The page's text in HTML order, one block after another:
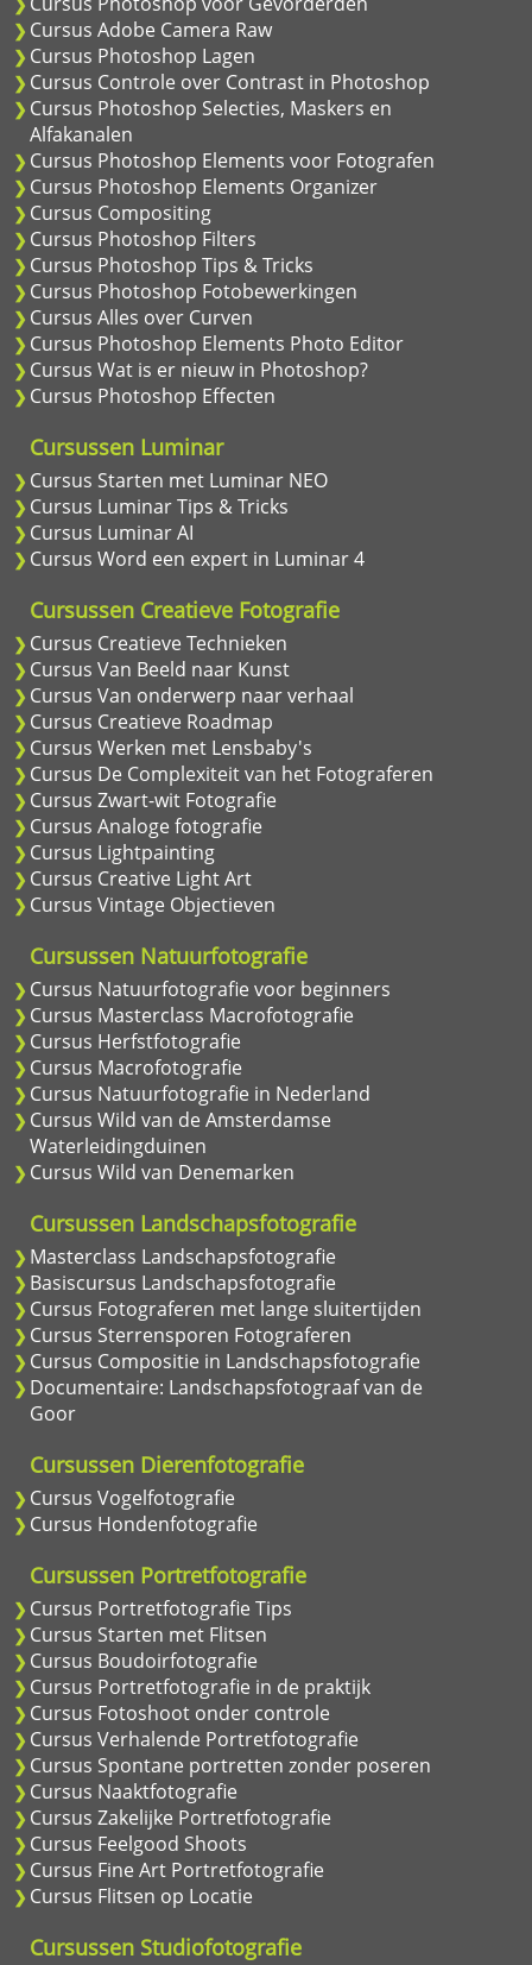
Cursus Adobe Camera Raw
Cursus Photoshop Lagen
Cursus Controle over Contrast in Photoshop
Cursus Photoshop Selecties, Maskers en
Alfakanalen
Cursus Photoshop Elements voor Fotografen
Cursus Photoshop Elements Organizer
Cursus Compositing
Cursus Photoshop Filters
Cursus Photoshop Tips & Tricks
Cursus Photoshop Fotobewerkingen
Cursus Alles over Curven
Cursus Photoshop Elements Photo Editor
Cursus Wat is er nieuw in Photoshop?
Cursus Photoshop Effecten
Cursussen Luminar
Cursus Starten met Luminar NEO
Cursus Luminar Tips & Tricks
Cursus Luminar AI
Cursus Word een expert in Luminar 4
Cursussen Creatieve Fotografie
Cursus Creatieve Technieken
Cursus Van Beeld naar Kunst
Cursus Van onderwerp naar verhaal
Cursus Creatieve Roadmap
Cursus Werken met Lensbaby's
Cursus De Complexiteit van het Fotograferen
Cursus Zwart-wit Fotografie
Cursus Analoge fotografie
Cursus Lightpainting
Cursus Creative Light Art
Cursus Vintage Objectieven
Cursussen Natuurfotografie
Cursus Natuurfotografie voor beginners
Cursus Masterclass Macrofotografie
Cursus Herfstfotografie
Cursus Macrofotografie
Cursus Natuurfotografie in Nederland
Cursus Wild van de Amsterdamse
Waterleidingduinen
Cursus Wild van Denemarken
Cursussen Landschapsfotografie
Masterclass Landschapsfotografie
Basiscursus Landschapsfotografie
Cursus Fotograferen met lange sluitertijden
Cursus Sterrensporen Fotograferen
Cursus Compositie in Landschapsfotografie
Documentaire: Landschapsfotograaf van de
Goor
Cursussen Dierenfotografie
Cursus Vogelfotografie
Cursus Hondenfotografie
Cursussen Portretfotografie
Cursus Portretfotografie Tips
Cursus Starten met Flitsen
Cursus Boudoirfotografie
Cursus Portretfotografie in de praktijk
Cursus Fotoshoot onder controle
Cursus Verhalende Portretfotografie
Cursus Spontane portretten zonder poseren
Cursus Naaktfotografie
Cursus Zakelijke Portretfotografie
Cursus Feelgood Shoots
Cursus Fine Art Portretfotografie
Cursus Flitsen op Locatie
Cursussen Studiofotografie